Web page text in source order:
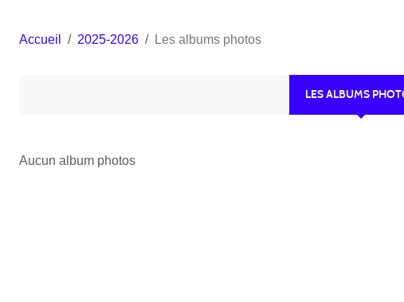
Accueil 2025-2026 Les albums photos
LES ALBUMS
Aucun album photos